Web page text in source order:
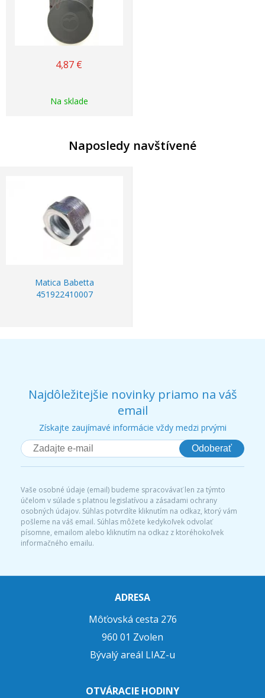
4,87 €
Na sklade
Naposledy navštívené
Matica Babetta
451922410007
Najdôležitejšie novinky priamo na váš
email
Získajte zaujímavé informácie vždy medzi prvými
Odoberať
Vaše osobné údaje (email) budeme spracovávať len za týmto
účelom v súlade s platnou legislatívou a zásadami ochrany
osobných údajov. Súhlas potvrdíte kliknutím na odkaz, ktorý vám
pošleme na váš email. Súhlas môžete kedykoľvek odvolať
písomne, emailom alebo kliknutím na odkaz z ktoréhokoľvek
informačného emailu.
ADRESA
Môťovská cesta 276
960 01 Zvolen
Bývalý areál LIAZ-u
OTVÁRACIE HODINY